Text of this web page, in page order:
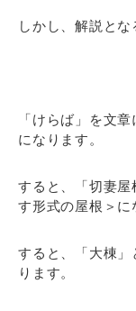
しかし、解説とな
「けらば」を文
になります。
すると、「切妻屋
す形式の屋根＞に
すると、「大棟」
ります。